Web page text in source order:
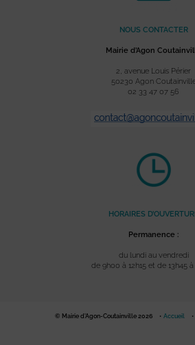
NOUS CONTACTER
Mairie d’Agon
2, avenue Louis Périer
50230 Agon
02 33 47 07 56
HORAIRES
Permanence :
du lundi au vendredi
de 9h00 à 12h15 et de 13h45 à
© Mairie d'Agon-Coutainville 2026 Accueil